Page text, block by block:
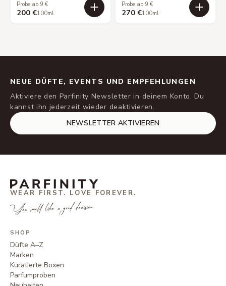
Probe ab 9 €
200 €100ml
Probe ab 9 €
270 €100ml
NEUE DÜFTE, EVENTS UND EMPFEHLUNGEN
Aktiviere den Parfinity Newsletter in deinem Konto. Du
kannst ihn jederzeit wieder deaktivieren.
NEWSLETTER AKTIVIEREN
WEAR FIRST. LOVE FOREVER.
You smell like a good decision.
SHOP
Düfte A–Z
Marken
Kuratierte Boxen
Parfumproben